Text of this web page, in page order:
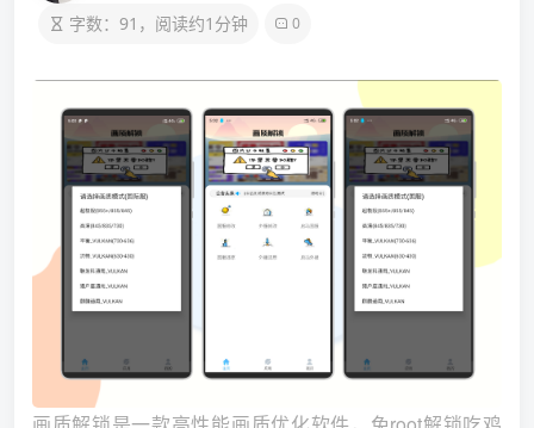
字数：91，阅读约1分钟 0